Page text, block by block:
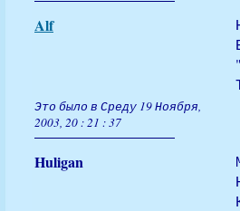
Alf
Это было в Среду 19 Ноября,
2003, 20 : 21 : 37
Huligan